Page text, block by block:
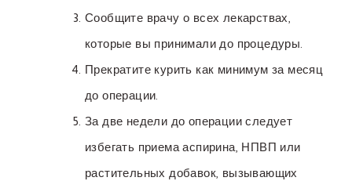
Сообщите врачу о всех лекарствах,
которые вы принимали до процедуры.
Прекратите курить как минимум за месяц
до операции.
За две недели до операции следует
избегать приема аспирина, НПВП или
растительных добавок, вызывающих